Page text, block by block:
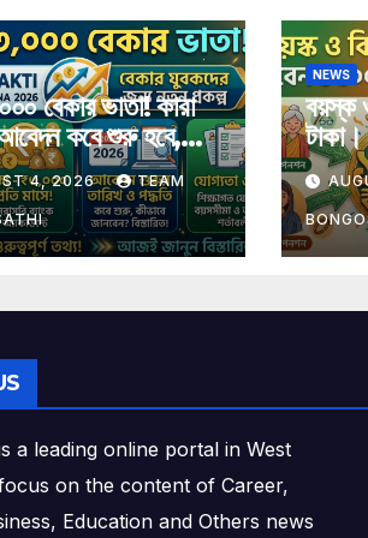
বেকার ভাতা! কারা
কবে শুরু হবে,
টাকা, স্ট্যাটাস ও
তথ্য এক প্রতিবেদনে
4, 2026 TEAM
NEWS
বয়স্ক
টাকা।
a leading online portal in West
on the content of Career,
Education and Others news